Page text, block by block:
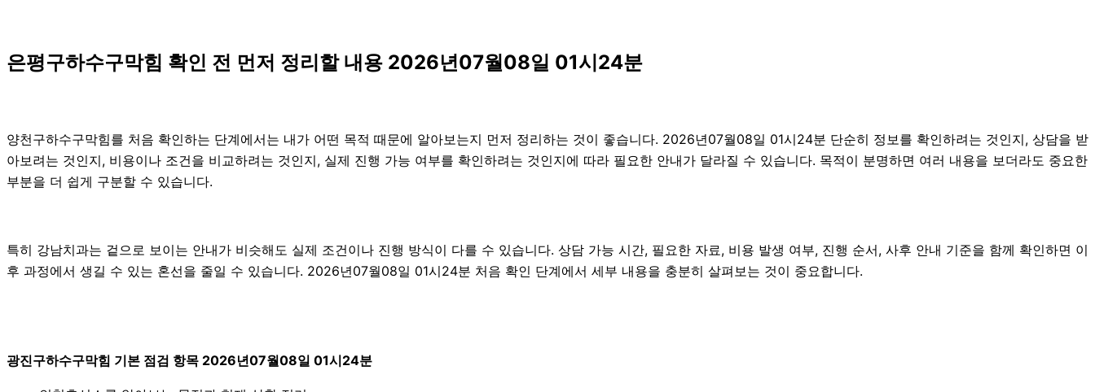
은평구하수구막힘 확인 전 먼저 정리할 내용 2026년07월08일 01시24분
양천구하수구막힘를 처음 확인하는 단계에서는 내가 어떤 목적 때문에 알아보는지 먼저 정리하는 것이 좋습니다. 2026년07월08일 01시24분 단순히 정보를 확인하려는 것인지, 상담을 받
아보려는 것인지, 비용이나 조건을 비교하려는 것인지, 실제 진행 가능 여부를 확인하려는 것인지에 따라 필요한 안내가 달라질 수 있습니다. 목적이 분명하면 여러 내용을 보더라도 중요한
부분을 더 쉽게 구분할 수 있습니다.
특히 강남치과는 겉으로 보이는 안내가 비슷해도 실제 조건이나 진행 방식이 다를 수 있습니다. 상담 가능 시간, 필요한 자료, 비용 발생 여부, 진행 순서, 사후 안내 기준을 함께 확인하면 이
후 과정에서 생길 수 있는 혼선을 줄일 수 있습니다. 2026년07월08일 01시24분 처음 확인 단계에서 세부 내용을 충분히 살펴보는 것이 중요합니다.
광진구하수구막힘 기본 점검 항목 2026년07월08일 01시24분